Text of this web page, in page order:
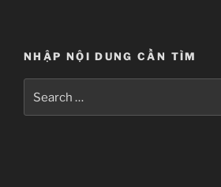
NHẬP NỘI DUNG CẦN TÌM